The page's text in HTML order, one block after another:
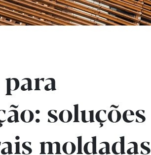
soluções
moldadas